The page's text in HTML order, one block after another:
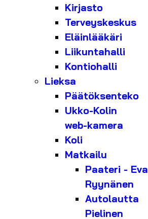
Kirjasto
Terveyskeskus
Eläinlääkäri
Liikuntahalli
Kontiohalli
Lieksa
Päätöksenteko
Ukko-Kolin
web-kamera
Koli
Matkailu
Paateri - Eva
Ryynänen
Autolautta
Pielinen